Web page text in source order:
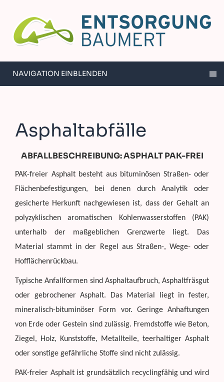
NAVIGATION EINBLENDEN
Asphaltabfälle
ABFALLBESCHREIBUNG: ASPHALT PAK-FREI
PAK-freier Asphalt besteht aus bituminösen Straßen- oder
Flächenbefestigungen, bei denen durch Analytik oder
gesicherte Herkunft nachgewiesen ist, dass der Gehalt an
polyzyklischen aromatischen Kohlenwasserstoffen (PAK)
unterhalb der maßgeblichen Grenzwerte liegt. Das
Material stammt in der Regel aus Straßen-, Wege- oder
Hofflächenrückbau.
Typische Anfallformen sind Asphaltaufbruch, Asphaltfräsgut
oder gebrochener Asphalt. Das Material liegt in fester,
mineralisch-bituminöser Form vor. Geringe Anhaftungen
von Erde oder Gestein sind zulässig. Fremdstoffe wie Beton,
Ziegel, Holz, Kunststoffe, Metallteile, teerhaltiger Asphalt
oder sonstige gefährliche Stoffe sind nicht zulässig.
PAK-freier Asphalt ist grundsätzlich recyclingfähig und wird